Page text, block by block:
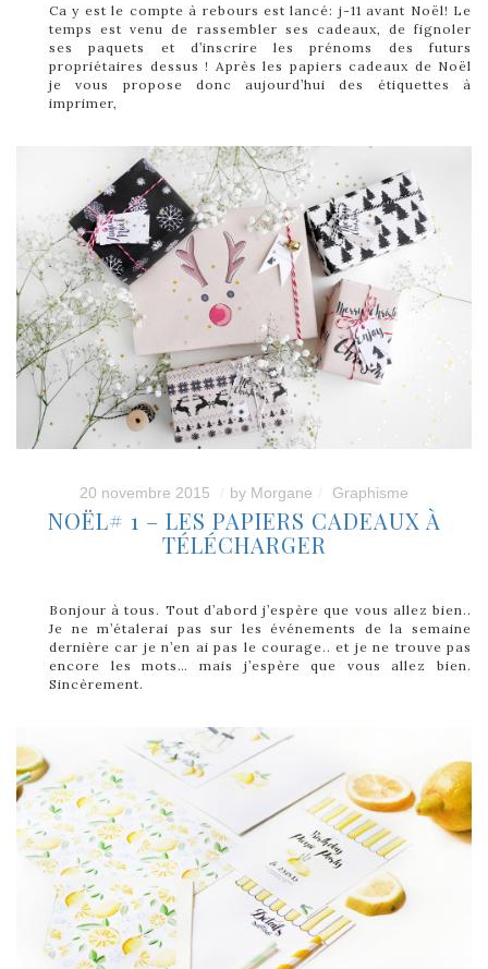
Ca y est le compte à rebours est lancé: j-11 avant Noël! Le
temps est venu de rassembler ses cadeaux, de fignoler
ses paquets et d’inscrire les prénoms des futurs
propriétaires dessus ! Après les papiers cadeaux de Noël
je vous propose donc aujourd’hui des étiquettes à
imprimer,
20 novembre 2015 by Morgane Graphisme
NOËL# 1 – LES PAPIERS CADEAUX À
TÉLÉCHARGER
Bonjour à tous. Tout d’abord j’espère que vous allez bien..
Je ne m’étalerai pas sur les événements de la semaine
dernière car je n’en ai pas le courage.. et je ne trouve pas
encore les mots… mais j’espère que vous allez bien.
Sincèrement.